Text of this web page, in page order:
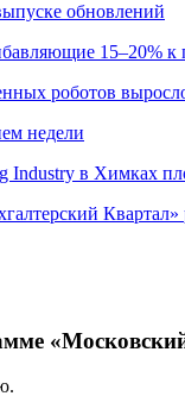
обновлений
15–20% к
роботов
недели
Industry в Химках